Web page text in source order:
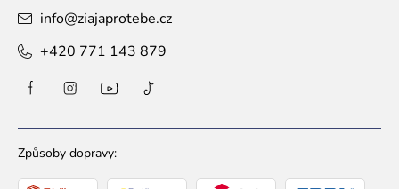
info@ziajaprotebe.cz
+420 771 143 879
Způsoby dopravy: